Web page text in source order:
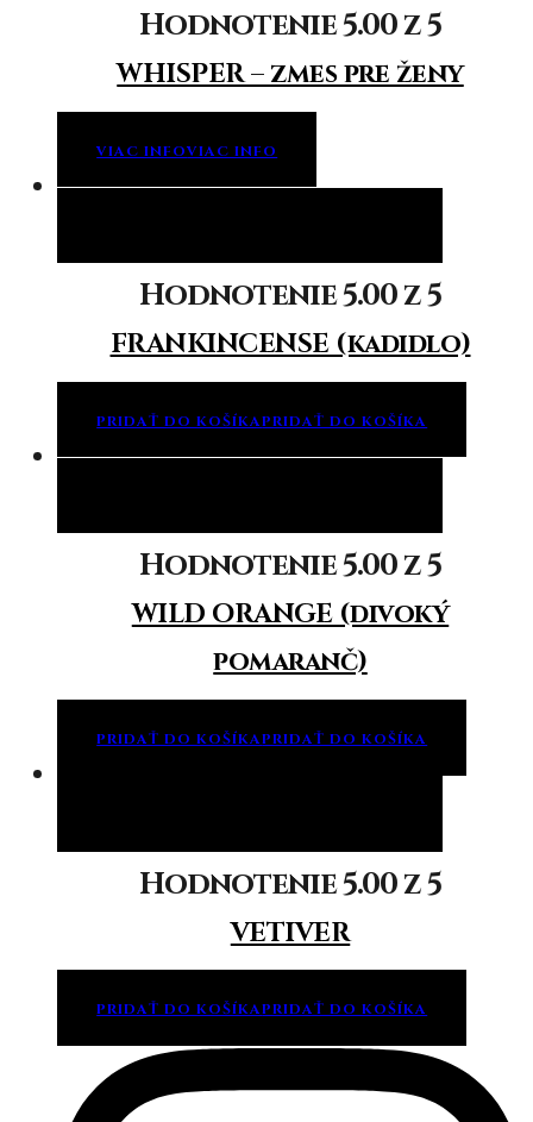
Hodnotenie5.00z 5
WHISPER – zmes pre ženy
VIAC INFOVIAC INFO
Hodnotenie5.00z 5
FRANKINCENSE (kadidlo)
PRIDAŤ DO KOŠÍKAPRIDAŤ DO KOŠÍKA
Hodnotenie5.00z 5
WILD ORANGE (divoký
pomaranč)
PRIDAŤ DO KOŠÍKAPRIDAŤ DO KOŠÍKA
Hodnotenie5.00z 5
VETIVER
PRIDAŤ DO KOŠÍKAPRIDAŤ DO KOŠÍKA